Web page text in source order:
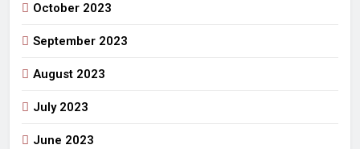
October 2023
September 2023
August 2023
July 2023
June 2023